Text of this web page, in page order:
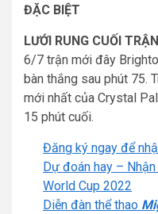
ĐẶC BIỆT
LƯỚI RUNG CUỐI
6/7 trận mới đây
bàn thắng sau phút 75.
mới nhất của Crystal
15 phút cuối.
Đăng ký ngay để
Dự đoán hay –
World Cup 2022
Diễn đàn thể thao